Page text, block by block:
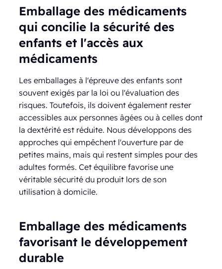
Emballage des médicaments
qui concilie la sécurité des
enfants et l'accès aux
médicaments
Les emballages à l'épreuve des enfants sont
souvent exigés par la loi ou l'évaluation des
risques. Toutefois, ils doivent également rester
accessibles aux personnes âgées ou à celles dont
la dextérité est réduite. Nous développons des
approches qui empêchent l'ouverture par de
petites mains, mais qui restent simples pour des
adultes formés. Cet équilibre favorise une
véritable sécurité du produit lors de son
utilisation à domicile.
Emballage des médicaments
favorisant le développement
durable